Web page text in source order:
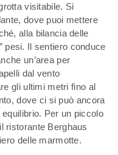
visitabile. Si
dove puoi mettere
alla bilancia delle
pesi. Il sentiero conduce
un’area per
dal vento
gli ultimi metri fino al
dove ci si può ancora
Per un piccolo
ristorante Berghaus
delle marmotte.